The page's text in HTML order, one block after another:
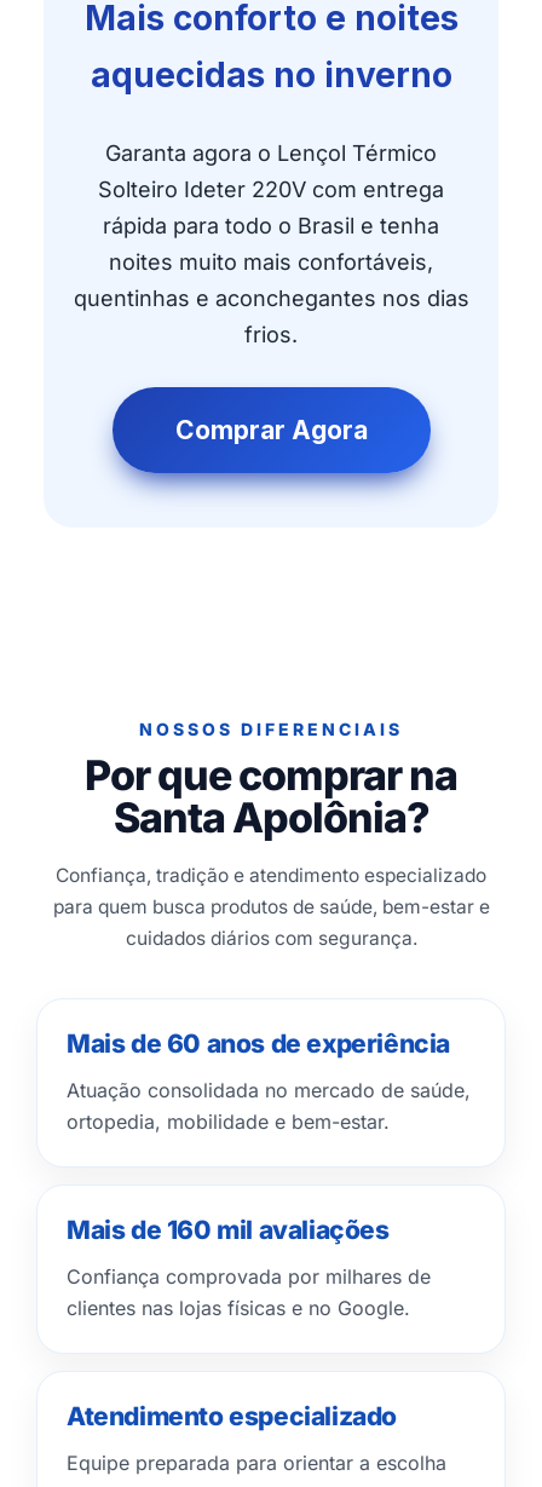
Mais conforto e noites
aquecidas no inverno
Garanta agora o Lençol Térmico
Solteiro Ideter 220V com entrega
rápida para todo o Brasil e tenha
noites muito mais confortáveis,
quentinhas e aconchegantes nos dias
frios.
Comprar Agora
NOSSOS DIFERENCIAIS
Por que comprar na
Santa Apolônia?
Confiança, tradição e atendimento especializado
para quem busca produtos de saúde, bem-estar e
cuidados diários com segurança.
Mais de 60 anos de experiência
Atuação consolidada no mercado de saúde,
ortopedia, mobilidade e bem-estar.
Mais de 160 mil avaliações
Confiança comprovada por milhares de
clientes nas lojas físicas e no Google.
Atendimento especializado
Equipe preparada para orientar a escolha